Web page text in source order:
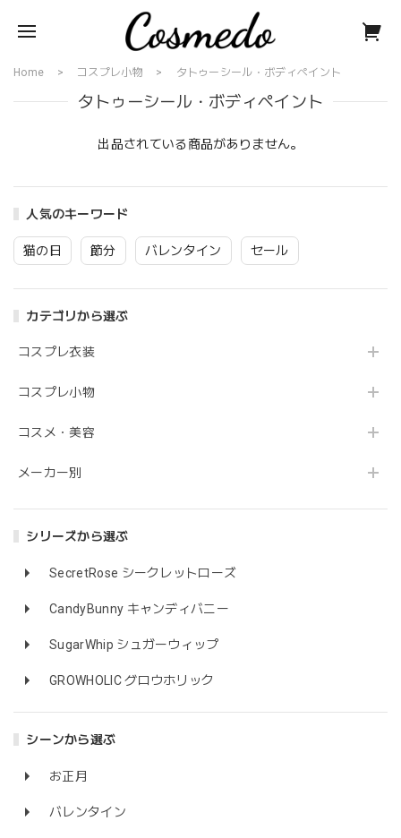
人気のキーワード
猫の日 節分 バレンタイン セール
カテゴリから選ぶ
コスプレ衣装
コスプレ小物
コスメ・美容
メーカー別
シリーズから選ぶ
SecretRose シークレットローズ
CandyBunny キャンディバニー
SugarWhip シュガーウィップ
GROWHOLIC グロウホリック
シーンから選ぶ
お正月
バレンタイン
Home コスプレ小物 タトゥーシール・ボディペイント
タトゥーシール・ボディペイント
出品されている商品がありません。